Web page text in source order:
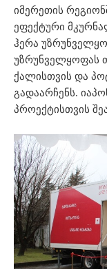
იმერეთის
ეფექტური
ჰერა
უზრუნველყოფას
ქალისთვის და
გადაარჩენს.
პროექტისთვის